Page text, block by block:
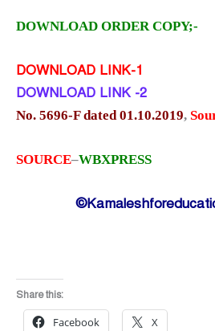
DOWNLOAD ORDER COPY;-
DOWNLOAD LINK-1
DOWNLOAD LINK -2
No. 5696-F dated 01.10.2019,
SOURCE–WBXPRESS
Share this:
Facebook X